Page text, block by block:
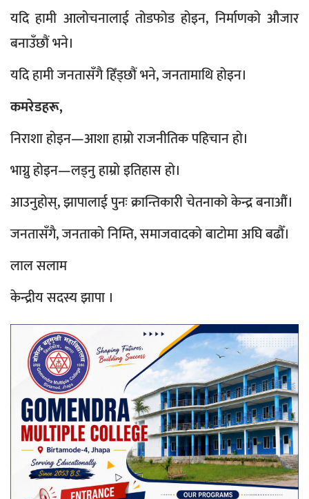
यदि हामी आलोचनालाई तोडफोड होइन, निर्माणको औजार
बनाउँछौं भने।
यदि हामी जनतासँगै हिँड्छौं भने, जनतामाथि होइन।
कमरेडहरू,
निराशा होइन—आशा हाम्रो राजनीतिक पहिचान हो।
भाग्नु होइन—लड्नु हाम्रो इतिहास हो।
आउनुहोस्, झापालाई पुनः क्रान्तिकारी चेतनाको केन्द्र बनाऔं।
जनतासँगै, जनताको निम्ति, समाजवादको बाटोमा अघि बढौँ।
लाल सलाम
केन्द्रीय सदस्य झापा ।